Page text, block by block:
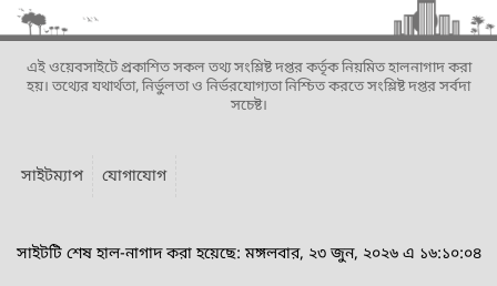
এই ওয়েবসাইটে প্রকাশিত সকল তথ্য সংশ্লিষ্ট দপ্তর কর্তৃক নিয়মিত হালনাগাদ করা
হয়। তথ্যের যথার্থতা, নির্ভুলতা ও নির্ভরযোগ্যতা নিশ্চিত করতে সংশ্লিষ্ট দপ্তর সর্বদা
সচেষ্ট।
সাইটম্যাপ যোগাযোগ
সাইটটি শেষ হাল-নাগাদ করা হয়েছে: মঙ্গলবার, ২৩ জুন, ২০২৬ এ ১৬:১০:০৪